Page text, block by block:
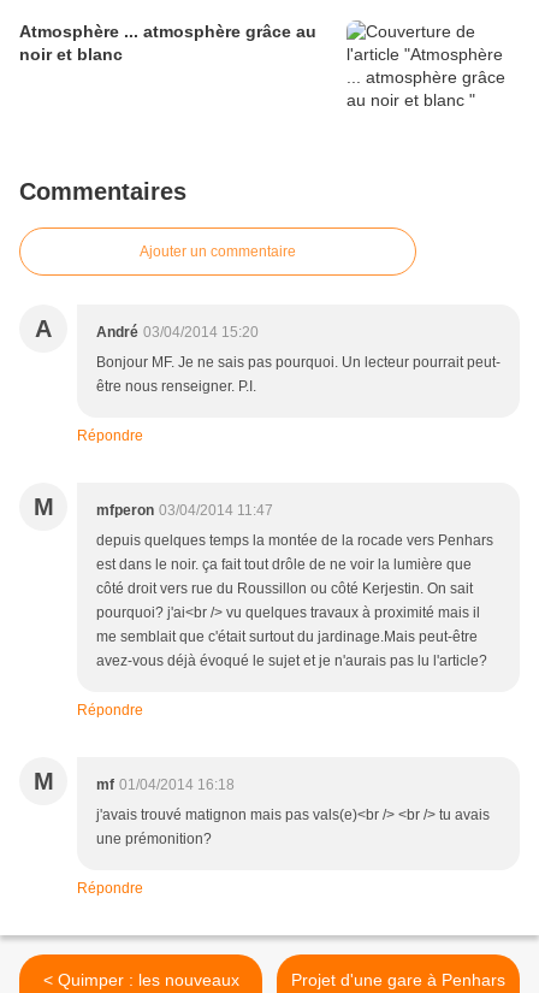
Atmosphère ... atmosphère grâce au
noir et blanc
Commentaires
Ajouter un commentaire
A André 03/04/2014 15:20
Bonjour MF. Je ne sais pas pourquoi. Un lecteur pourrait peut-
être nous renseigner. P.I.
Répondre
M mfperon 03/04/2014 11:47
depuis quelques temps la montée de la rocade vers Penhars
est dans le noir. ça fait tout drôle de ne voir la lumière que
côté droit vers rue du Roussillon ou côté Kerjestin. On sait
pourquoi? j'ai<br /> vu quelques travaux à proximité mais il
me semblait que c'était surtout du jardinage.Mais peut-être
avez-vous déjà évoqué le sujet et je n'aurais pas lu l'article?
Répondre
M mf 01/04/2014 16:18
j'avais trouvé matignon mais pas vals(e)<br /> <br /> tu avais
une prémonition?
Répondre
< Quimper : les nouveaux
Projet d'une gare à Penhars